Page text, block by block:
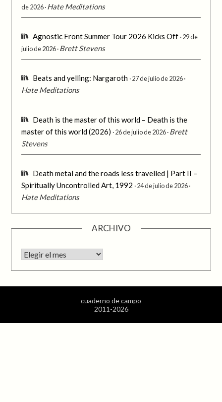
de 2026 Hate Meditations
Agnostic Front Summer Tour 2026 Kicks Off 29 de
julio de 2026 Brett Stevens
Beats and yelling: Nargaroth 27 de julio de 2026
Hate Meditations
Death is the master of this world – Death is the
master of this world (2026)
26 de julio de 2026 Brett
Stevens
Death metal and the roads less travelled | Part II –
Spiritually Uncontrolled Art, 1992
24 de julio de 2026
Hate Meditations
ARCHIVO
Archivo
cuaderno de campo
2011-2026